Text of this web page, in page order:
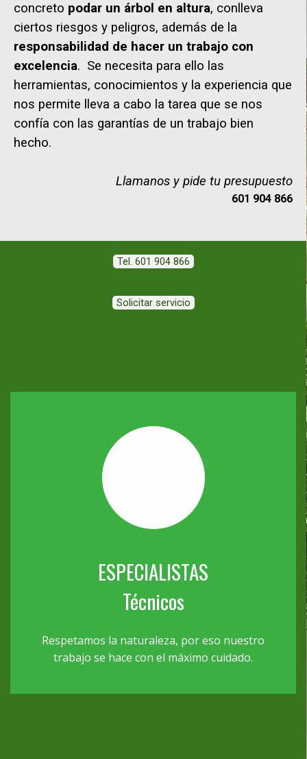
concreto podar un árbol en altura, conlleva
ciertos riesgos y peligros, además de la
responsabilidad de hacer un trabajo con
excelencia. Se necesita para ello las
herramientas, conocimientos y la experiencia que
nos permite lleva a cabo la tarea que se nos
confía con las garantías de un trabajo bien
hecho.
Llamanos y pide tu presupuesto
601 904 866
Tel. 601 904 866
Solicitar servicio
ESPECIALISTAS
Técnicos
Respetamos la naturaleza, por eso nuestro
trabajo se hace con el máximo cuidado.